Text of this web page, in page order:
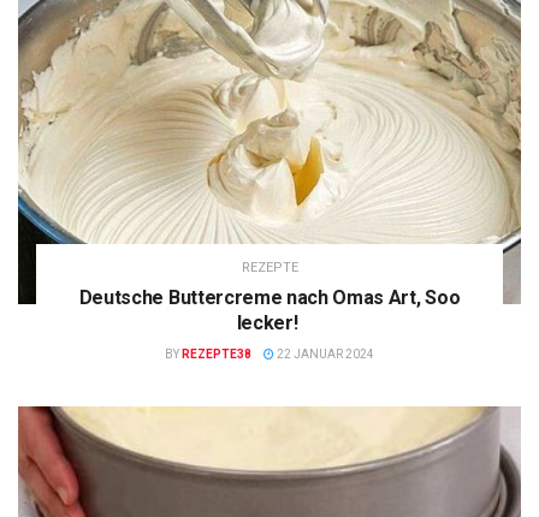
REZEPTE
Deutsche Buttercreme nach Omas Art, Soo
lecker!
BY REZEPTE38 22 JANUAR 2024